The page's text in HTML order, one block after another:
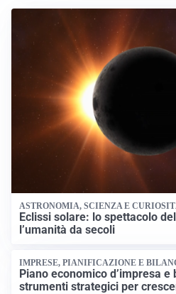
ASTRONOMIA, SCIENZA E
Eclissi solare: lo spettacolo
l’umanità da secoli
IMPRESE, PIANIFICAZIONE E
Piano economico d’impresa
strumenti strategici per